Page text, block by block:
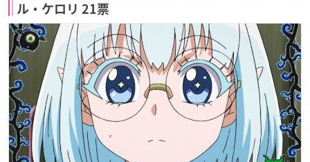
ル・ケロリ 21票